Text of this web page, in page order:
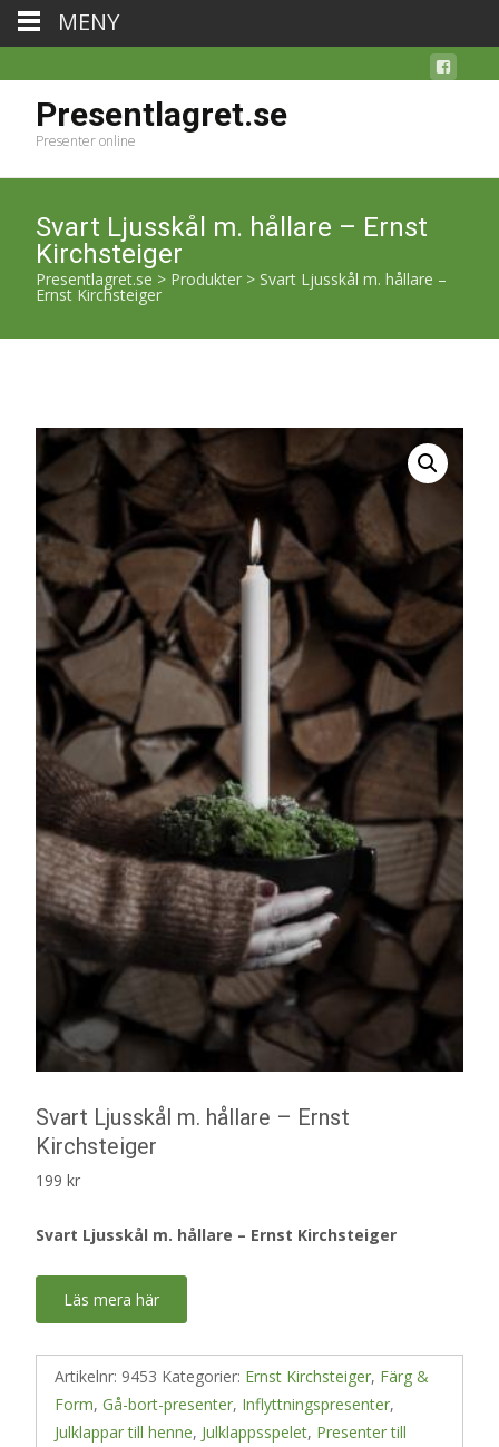
Presentlagret.se
Presenter online
Svart Ljusskål m. hållare – Ernst
Kirchsteiger
Presentlagret.se > Produkter > Svart Ljusskål m. hållare –
Ernst Kirchsteiger
Svart Ljusskål m. hållare – Ernst
Kirchsteiger
199 kr
Svart Ljusskål m. hållare – Ernst Kirchsteiger
Läs mera här
Artikelnr: 9453 Kategorier: Ernst Kirchsteiger, Färg &
Form, Gå-bort-presenter, Inflyttningspresenter,
Julklappar till henne, Julklappsspelet, Presenter till
MENY